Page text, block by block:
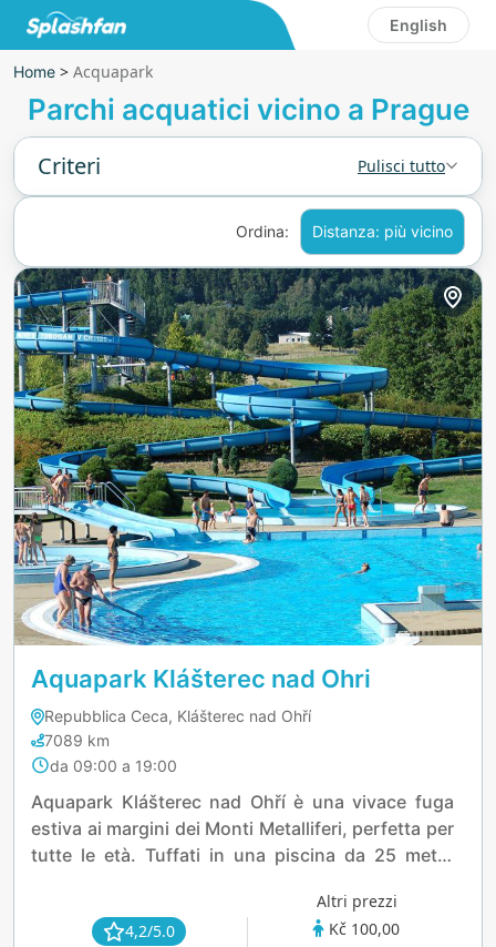
English
Home > Acquapark
Parchi acquatici vicino a Prague
Criteri Pulisci tutto
Ordina: Distanza: più vicino
Aquapark Klášterec nad Ohri
Repubblica Ceca, Klášterec nad Ohří
7089 km
da 09:00 a 19:00
Aquapark Klášterec nad Ohří è una vivace fuga
estiva ai margini dei Monti Metalliferi, perfetta per
tutte le età. Tuffati in una piscina da 25 metri,
velocità su scivoli lunghi fino a 128 metri. I
bambini si divertono nelle loro zone splash
4,2/5.0
Altri prezzi
Kč 100,00